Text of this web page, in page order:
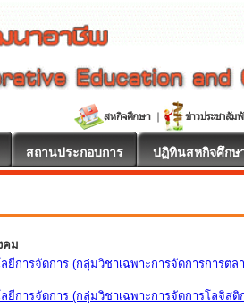
สถานประกอบการ ปฏิทินสหกิจศึกษ
คม
ยีการจัดการ (กลุ่มวิชาเฉพาะการจัดการการตล
ยีการจัดการ (กลุ่มวิชาเฉพาะการจัดการโลจิสติ